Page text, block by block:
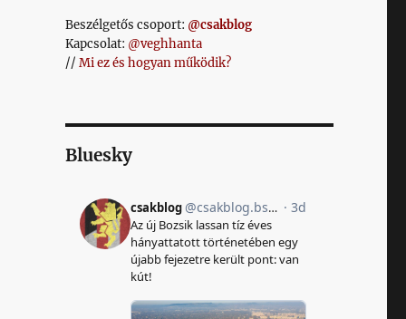
Beszélgetős csoport: @csakblog
Kapcsolat: @veghhanta
// Mi ez és hogyan működik?
Bluesky